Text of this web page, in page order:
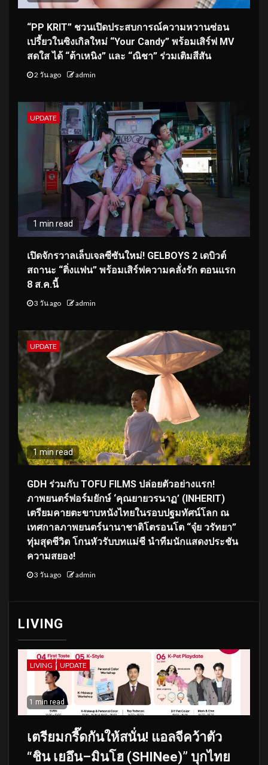
“PP KRIT” ชวนเปิดประสบการณ์ความหวานซ่อน
เปรี้ยวในซิงเกิลใหม่ “Your Candy” พร้อมเสิร์ฟ MV
สดใส ได้ “ต้าเหนิง” และ “ณิชา” ร่วมเติมสีสัน
2 วัน ago admin
UPDATE
1 min read
เปิดจักรวาลเล็บเจลซีซันใหม่! GELBOYS 2 เดบิวต์
สถานะ “ติ่งแฟน” พร้อมเสิร์ฟความคลั่งรัก ตอนแรก
8 ส.ค.นี้
3 วัน ago admin
UPDATE
1 min read
GDH ร่วมกับ TOFU FILMS ปล่อยตัวอย่างแรก!
ภาพยนตร์ฟอร์มยักษ์ ‘คุณยายวรนาฏ’ (INHERIT)
เตรียมคายตะขาบหนังไทยในรอบปฐมทัศน์โลก ณ
เทศกาลภาพยนตร์นานาชาติโตรอนโต “จุ๋ย วรัทยา”
ทุ่มสุดชีวิต โกนหัวรับบทแม่ชี นำทีมนักแสดงประชัน
ความสยอง!
3 วัน ago admin
LIVING
LIVING UPDATE
1 min read
เตรียมกรี๊ดกันให้สนั่น! แอลจีคว้าตัว
“ชิน เยอึน–มินโฮ (SHINee)” บุกไทย